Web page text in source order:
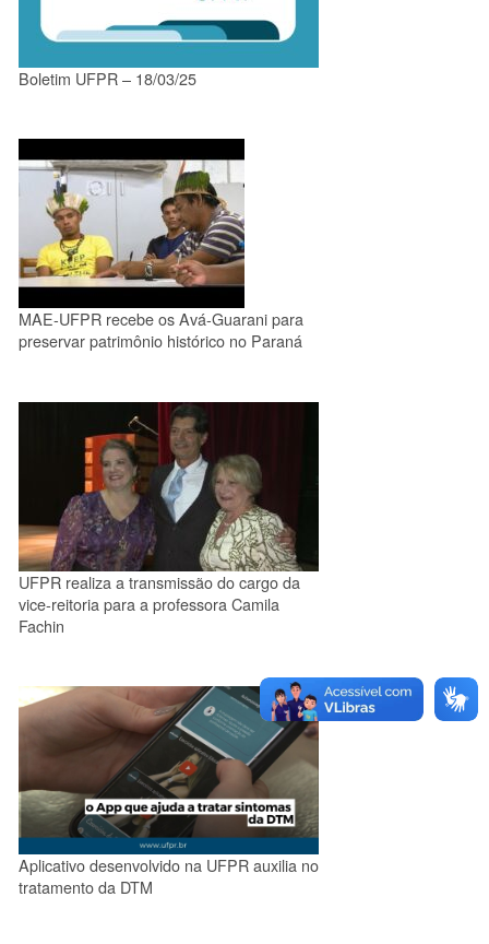
Boletim UFPR – 18/03/25
MAE-UFPR recebe os Avá-Guarani para
preservar patrimônio histórico no Paraná
UFPR realiza a transmissão do cargo da
vice-reitoria para a professora Camila
Fachin
Aplicativo desenvolvido na UFPR auxilia no
tratamento da DTM